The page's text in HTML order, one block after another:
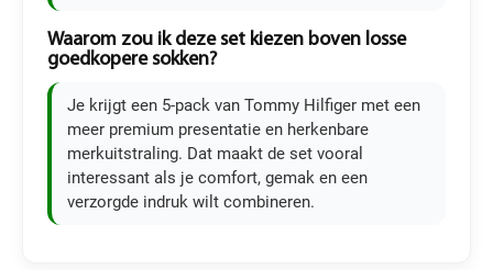
Waarom zou ik deze set kiezen boven losse
goedkopere sokken?
Je krijgt een 5-pack van Tommy Hilfiger met een
meer premium presentatie en herkenbare
merkuitstraling. Dat maakt de set vooral
interessant als je comfort, gemak en een
verzorgde indruk wilt combineren.